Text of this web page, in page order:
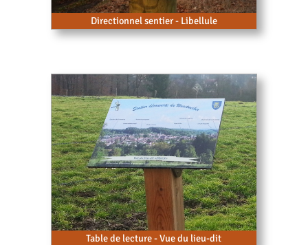
Directionnel sentier - Libellule
Table de lecture - Vue du lieu-dit